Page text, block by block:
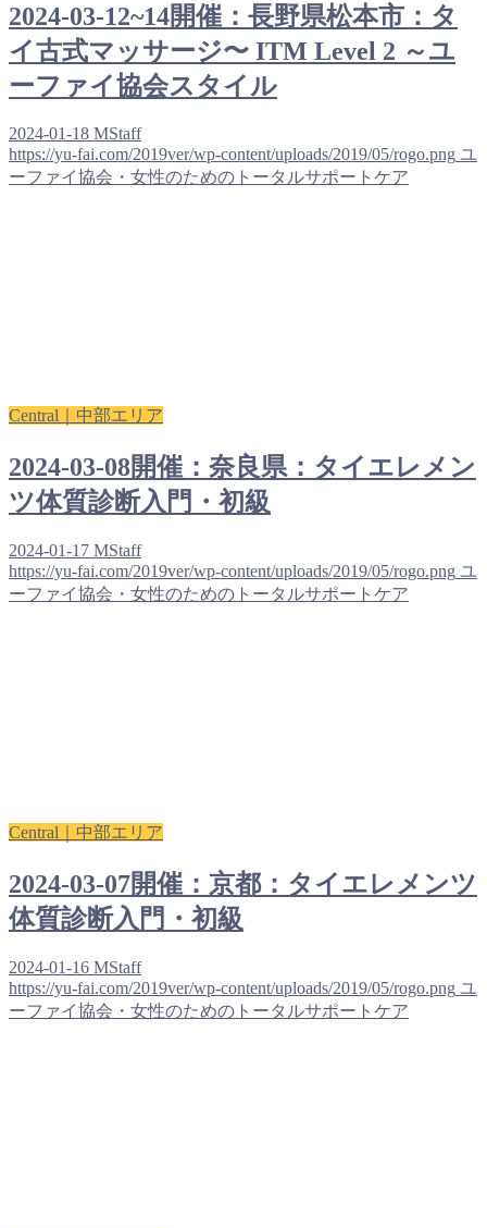
2024-03-12~14開催：長野県松本市：タ
イ古式マッサージ〜 ITM Level 2 ～ユ
ーファイ協会スタイル
2024-01-18 MStaff
https://yu-fai.com/2019ver/wp-content/uploads/2019/05/rogo.png ユ
ーファイ協会・女性のためのトータルサポートケア
Central｜中部エリア
2024-03-08開催：奈良県：タイエレメン
ツ体質診断入門・初級
2024-01-17 MStaff
https://yu-fai.com/2019ver/wp-content/uploads/2019/05/rogo.png ユ
ーファイ協会・女性のためのトータルサポートケア
Central｜中部エリア
2024-03-07開催：京都：タイエレメンツ
体質診断入門・初級
2024-01-16 MStaff
https://yu-fai.com/2019ver/wp-content/uploads/2019/05/rogo.png ユ
ーファイ協会・女性のためのトータルサポートケア